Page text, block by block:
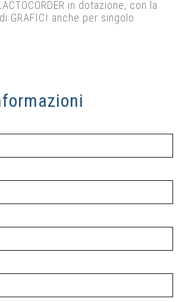
in dotazione, con la
GRAFICI anche per singolo